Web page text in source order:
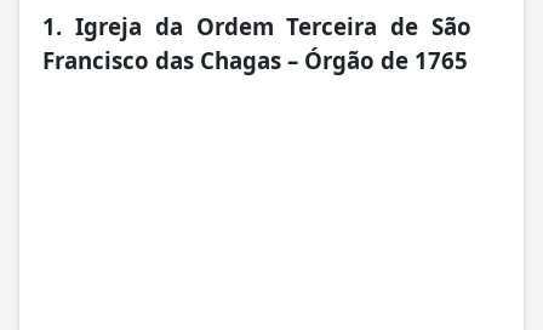
1. Igreja da Ordem Terceira de São
Francisco das Chagas – Órgão de 1765